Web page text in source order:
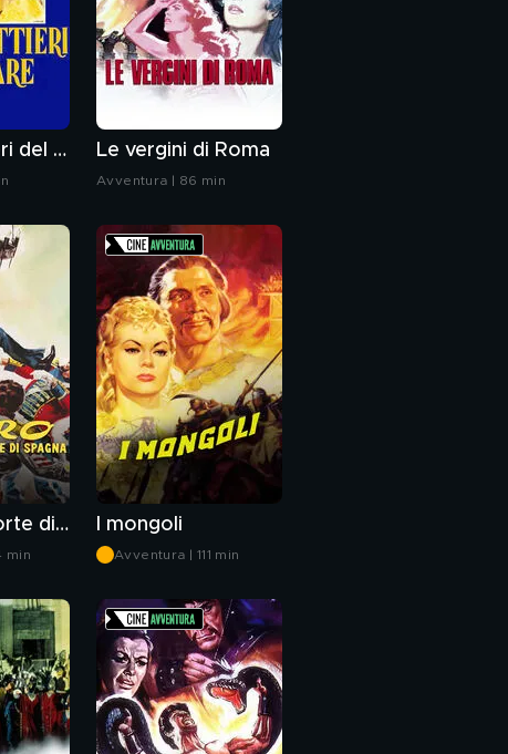
I moschettieri del mare Le vergini di Roma
Avventura | 86 min
Zorro alla corte di Spagna
min
I mongoli
Avventura | 111 min